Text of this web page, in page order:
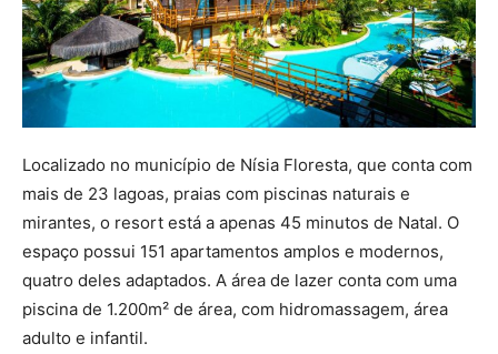
Localizado no município de Nísia Floresta, que conta com
mais de 23 lagoas, praias com piscinas naturais e
mirantes, o resort está a apenas 45 minutos de Natal. O
espaço possui 151 apartamentos amplos e modernos,
quatro deles adaptados. A área de lazer conta com uma
piscina de 1.200m² de área, com hidromassagem, área
adulto e infantil.